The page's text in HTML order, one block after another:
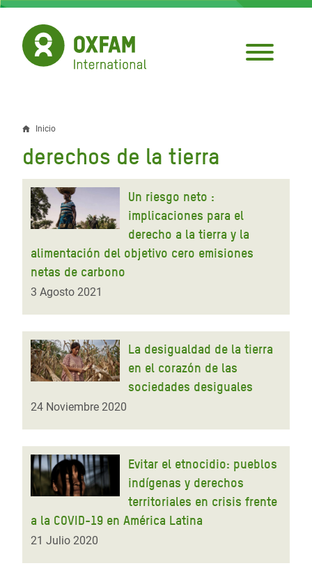
Pasar
contenido
principal
Sobrescribir
enlaces
de
ayuda
la
navegación
Inicio
derechos de la tierra
Un riesgo neto :
implicaciones para el
derecho a la tierra y la
alimentación del objetivo cero emisiones
netas de carbono
3 Agosto 2021
La desigualdad de la tierra
en el corazón de las
sociedades desiguales
24 Noviembre 2020
Evitar el etnocidio: pueblos
indígenas y derechos
territoriales en crisis frente
a la COVID-19 en América Latina
21 Julio 2020